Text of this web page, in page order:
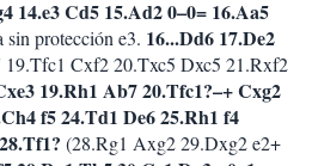
14.e3 Cd5 15.Ad2 0–0= 16.Aa5
sin protección e3. 16...Dd6 17.De2
Cxf2 20.Txc5 Dxc5 21.Rxf2
19.Rh1 Ab7 20.Tfc1?–+ Cxg2
f5 24.Td1 De6 25.Rh1 f4
(28.Rg1 Axg2 29.Dxg2 e2+